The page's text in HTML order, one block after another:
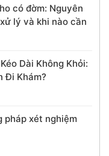
có đờm: Nguyên
lý và khi nào cần
Dài Không Khỏi:
Đi Khám?
pháp xét nghiệm